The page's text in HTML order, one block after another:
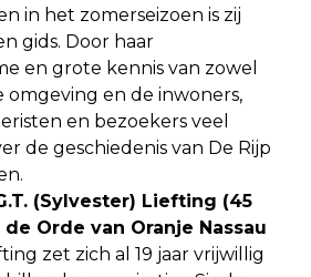
in het zomerseizoen is zij
gids. Door haar
en grote kennis van zowel
omgeving en de inwoners,
en bezoekers veel
de geschiedenis van De Rijp
(Sylvester) Liefting (45
Orde van Oranje Nassau
zet zich al 19 jaar vrijwillig